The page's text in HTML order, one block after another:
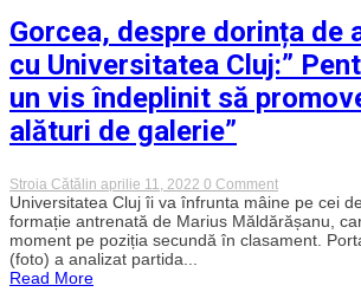
propriu
și
vrem
la
Gorcea, despre dorința de
cu Universitatea Cluj:”
un vis îndeplinit să
alături de galerie”
Stroia Cătălin aprilie 11, 2022 0 Commenton
Gorcea,
despre
dorința
de
Universitatea Cluj îi va înfrunta mâine pe cei
formație antrenată de Marius Măldărășanu,
moment pe poziția secundă în clasament.
(foto) a analizat partida...
Read More